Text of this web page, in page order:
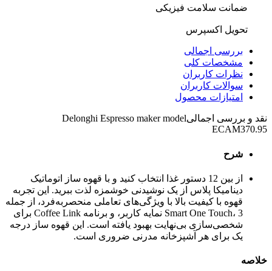
ضمانت سلامت فیزیکی
تحویل اکسپرس
بررسی اجمالی
مشخصات کلی
نظرات کاربران
سوالات کاربران
امتیازات محصول
نقد و بررسی اجمالیDelonghi Espresso maker model
ECAM370.95
شرح
از بین 12 دستور غذا انتخاب کنید و با قهوه ساز اتوماتیک
دینامیکا پلاس از یک نوشیدنی خوشمزه لذت ببرید. این تجربه
قهوه با کیفیت بالا با ویژگی‌های تعاملی منحصربه‌فرد، از جمله
Smart One Touch، 3 نمایه کاربر، و برنامه Coffee Link برای
شخصی‌سازی بی‌نهایت بهبود یافته است. این قهوه ساز درجه
یک برای هر آشپزخانه مدرنی ضروری است.
خلاصه